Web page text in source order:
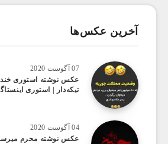
آخرین عکس‌ها
07 آگوست 2020
عکس ‌نوشته استوری
تیکه‌دار | استوری
04 آگوست 2020
عکس ‌نوشته محرم